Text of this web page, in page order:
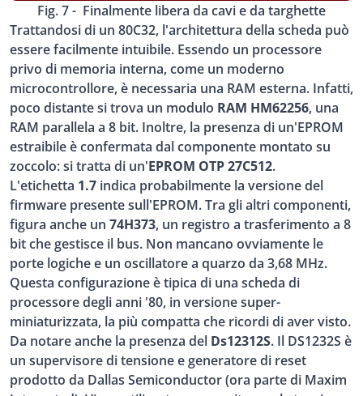
Fig. 7 - Finalmente libera da cavi e da targhette
Trattandosi di un 80C32, l'architettura della scheda può
essere facilmente intuibile. Essendo un processore
privo di memoria interna, come un moderno
microcontrollore, è necessaria una RAM esterna. Infatti,
poco distante si trova un modulo RAM HM62256, una
RAM parallela a 8 bit. Inoltre, la presenza di un'EPROM
estraibile è confermata dal componente montato su
zoccolo: si tratta di un'EPROM OTP 27C512.
L'etichetta 1.7 indica probabilmente la versione del
firmware presente sull'EPROM. Tra gli altri componenti,
figura anche un 74H373, un registro a trasferimento a 8
bit che gestisce il bus. Non mancano ovviamente le
porte logiche e un oscillatore a quarzo da 3,68 MHz.
Questa configurazione è tipica di una scheda di
processore degli anni '80, in versione super-
miniaturizzata, la più compatta che ricordi di aver visto.
Da notare anche la presenza del Ds12312S. Il DS1232S è
un supervisore di tensione e generatore di reset
prodotto da Dallas Semiconductor (ora parte di Maxim